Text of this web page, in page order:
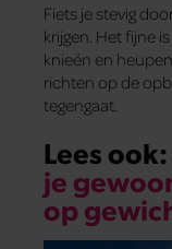
Fiets je stevig
krijgen. Het fijne
knieën en
richten op de
tegengaat.
Lees ook:
je
op